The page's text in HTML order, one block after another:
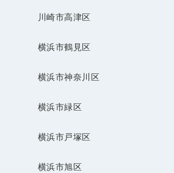
川崎市高津区
横浜市鶴見区
横浜市神奈川区
横浜市緑区
横浜市戸塚区
横浜市旭区